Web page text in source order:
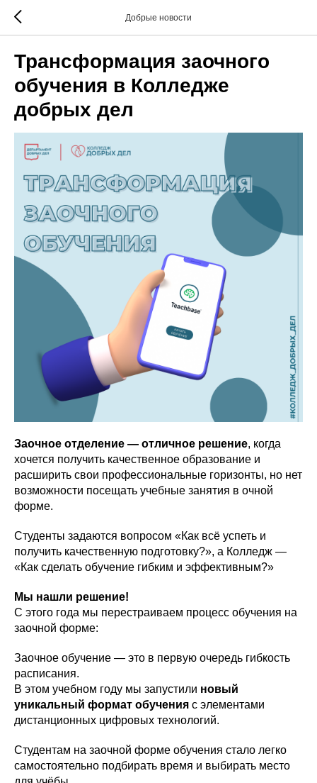
Добрые новости
Трансформация заочного
обучения в Колледже
добрых дел
Заочное отделение — отличное решение, когда
хочется получить качественное образование и
расширить свои профессиональные горизонты, но нет
возможности посещать учебные занятия в очной
форме.
Студенты задаются вопросом «Как всё успеть и
получить качественную подготовку?», а Колледж —
«Как сделать обучение гибким и эффективным?»
Мы нашли решение!
С этого года мы перестраиваем процесс обучения на
заочной форме:
Заочное обучение — это в первую очередь гибкость
расписания.
В этом учебном году мы запустили новый
уникальный формат обучения с элементами
дистанционных цифровых технологий.
Студентам на заочной форме обучения стало легко
самостоятельно подбирать время и выбирать место